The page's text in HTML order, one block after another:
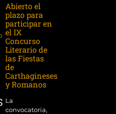
Abierto el
plazo para
participar en
el IX
Concurso
Literario de
las Fiestas
de
Carthagineses
y Romanos
La
convocatoria,